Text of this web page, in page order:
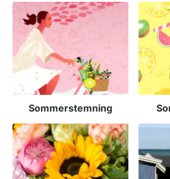
Sommerstemning